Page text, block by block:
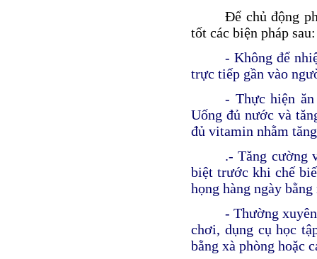
Để chủ động
tốt các biện pháp sau:
- Không để
trực tiếp gần vào
- Thực hiện
Uống đủ nước và
đủ vitamin nhằm
.- Tăng cường
biệt trước khi chế
họng hàng ngày
- Thường
chơi, dụng cụ học
bằng xà phòng hoặc